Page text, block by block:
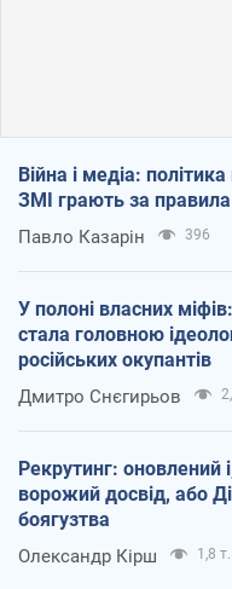
Війна і медіа:
ЗМІ грають за
Павло Казарін 396
У полоні власних
стала головною
російських окупантів
Дмитро Снєгирьов
Рекрутинг: оновлений
ворожий досвід, або
боягузтва
Олександр Кірш 1,8 т.